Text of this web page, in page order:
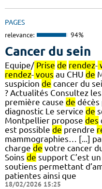
PAGES
relevance: 94%
Cancer du sein
Equipe/ Prise de rendez-
rendez- vous au CHU de
suspicion de cancer du
? Actualités Consultez
première cause de
diagnostic Le service de
Montpellier propose des
est possible de prendre
mammographies… [...]
charge de votre cancer
Soins de support C’est
soutiens permettant
patientes ainsi que
18/02/2026 15:25